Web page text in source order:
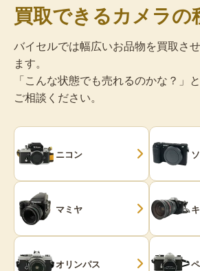
買取できるカメラの
バイセルでは幅広いお品物を買取さ
ます。
「こんな状態でも売れるのかな？」
ご相談ください。
ニコン
マミヤ
オリンパス